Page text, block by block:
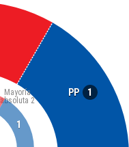
PP 1
Mayoría
absoluta 2
1